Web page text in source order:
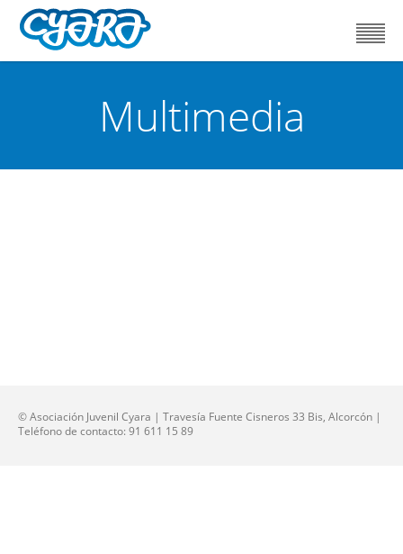
Multimedia
© Asociación Juvenil Cyara | Travesía Fuente Cisneros 33 Bis, Alcorcón |
Teléfono de contacto: 91 611 15 89